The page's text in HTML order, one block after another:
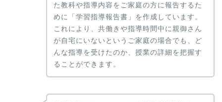
た教科や指導内容をご家庭の方に報告するた
めに「学習指導報告書」を作成しています。
これにより、共働きや指導時間中に親御さん
が自宅にいないというご家庭の場合でも、ど
んな指導を受けたのか、授業の詳細を把握す
ることができます。